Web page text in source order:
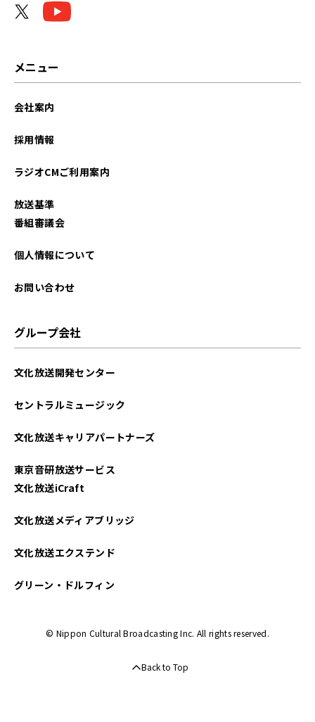
メニュー
会社案内
採用情報
ラジオCMご利用案内
放送基準
番組審議会
個人情報について
お問い合わせ
グループ会社
文化放送開発センター
セントラルミュージック
文化放送キャリアパートナーズ
東京音研放送サービス
文化放送iCraft
文化放送メディアブリッジ
文化放送エクステンド
グリーン・ドルフィン
© Nippon Cultural Broadcasting Inc. All rights reserved.
Back to Top